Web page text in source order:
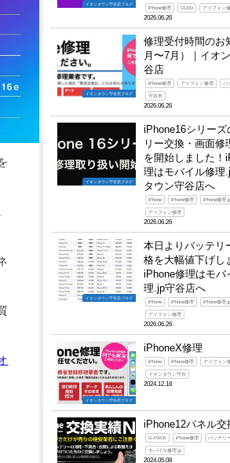
イオンタウン守谷店ブログ
iPhone修理 OLED アイフォン
2026.06.26
イオンタウン守谷店ブログ
修理受付時間のお
月〜7月）｜イオ
谷店
iPhone修理 アイフォン修理 バ
守谷市
2026.06.26
イオンタウン守谷店ブログ
iPhone16シリーズ
リー交換・画面修
を開始しました！
理はモバイル修理
タウン守谷店へ
iPhone iPhone修理 iPhone修理.jp
アイフォン修理
2026.06.26
イオンタウン守谷店ブログ
本日よりバッテリ
格を大幅値下げし
iPhone修理はモバ
理.jp守谷店へ
iPhone iPhone修理 iPhone修理.jp
アイフォン修理
2026.06.26
イオンタウン守谷店ブログ
iPhoneX修理
iPhone iPhone修理 アイフォン
イオンタウン守谷
2024.12.18
iPhone12パネル交
G-PACK iPhone修理 バッテリ
モバイル修理.jp
2024.05.08